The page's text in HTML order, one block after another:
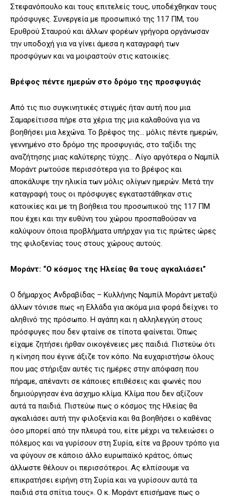
Στεφανόπουλο και τους επιτελείς τους, υποδέχθηκαν τους
πρόσφυγες. Συνεργεία με προσωπικό της 117 ΠΜ, του
Ερυθρού Σταυρού και άλλων φορέων γρήγορα οργάνωσαν
την υποδοχή για να γίνει άμεσα η καταγραφή των
προσφύγων και να μοιραστούν στις κατοικίες.
Βρέφος πέντε ημερών στο δρόμο της προσφυγιάς
Από τις πιο συγκινητικές στιγμές ήταν αυτή που μια
Σαμαρείτισσα πήρε στα χέρια της μια καλαθούνα για να
βοηθήσει μια λεχώνα. Το βρέφος της… μόλις πέντε ημερών,
γεννημένο στο δρόμο της προσφυγιάς, στο ταξίδι της
αναζήτησης μιας καλύτερης τύχης… Λίγο αργότερα ο Ναμπίλ
Μοράντ ρωτούσε περισσότερα για το βρέφος και
αποκάλυψε την ηλικία των μόλις ολίγων ημερών. Μετά την
καταγραφή τους οι πρόσφυγες εγκαταστάθηκαν στις
κατοικίες και με τη βοήθεια του προσωπικού της 117 ΠΜ
που έχει και την ευθύνη του χώρου προσπαθούσαν να
καλύψουν όποια προβλήματα υπήρχαν για τις πρώτες ώρες
της φιλοξενίας τους στους χώρους αυτούς.
Μοράντ: “Ο κόσμος της Ηλείας θα τους αγκαλιάσει”
Ο δήμαρχος Ανδραβίδας – Κυλλήνης Ναμπίλ Μοράντ μεταξύ
άλλων τόνισε πως «η Ελλάδα για ακόμα μια φορά δείχνει το
αληθινό της πρόσωπο. Η αγάπη και η αλληλεγγύη στους
πρόσφυγες που δεν φταίνε σε τίποτα φαίνεται. Όπως
είχαμε ζητήσει ήρθαν οικογένειες μες παιδιά. Πιστεύω ότι
η κίνηση που έγινε άξιζε τον κόπο. Να ευχαριστήσω όλους
που μας στήριξαν αυτές τις ημέρες στην απόφαση που
πήραμε, απέναντι σε κάποιες επιθέσεις και φωνές που
δημιούργησαν ένα άσχημο κλίμα. Κλίμα που δεν αξίζουν
αυτά τα παιδιά. Πιστεύω πως ο κόσμος της Ηλείας θα
αγκαλιάσει αυτή την φιλοξενία και θα βοηθήσει ο καθένας
όσο μπορεί από την πλευρά του, είτε μέχρι να τελειώσει ο
πόλεμος και να γυρίσουν στη Συρία, είτε να βρουν τρόπο για
να φύγουν σε κάποιο άλλο ευρωπαϊκό κράτος, όπως
άλλωστε θέλουν οι περισσότεροι. Ας ελπίσουμε να
επικρατήσει ειρήνη στη Συρία και να γυρίσουν αυτά τα
παιδιά στα σπίτια τους». Ο κ. Μοράντ επισήμανε πως ο